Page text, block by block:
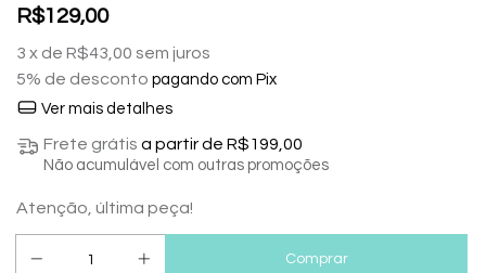
R$129,00
3 x de R$43,00 sem juros
5% de desconto pagando com Pix
Ver mais detalhes
Frete grátis a partir deR$199,00
Não acumulável com outras promoções
Atenção, última peça!